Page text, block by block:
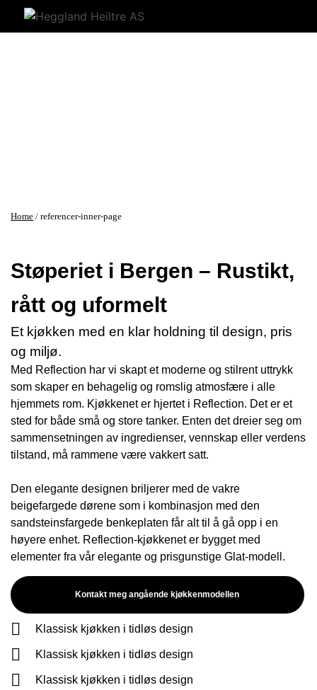
Home / referencer-inner-page
Støperiet i Bergen – Rustikt,
rått og uformelt
Et kjøkken med en klar holdning til design, pris
og miljø.
Med Reflection har vi skapt et moderne og stilrent uttrykk
som skaper en behagelig og romslig atmosfære i alle
hjemmets rom. Kjøkkenet er hjertet i Reflection. Det er et
sted for både små og store tanker. Enten det dreier seg om
sammensetningen av ingredienser, vennskap eller verdens
tilstand, må rammene være vakkert satt.
Den elegante designen briljerer med de vakre
beigefargede dørene som i kombinasjon med den
sandsteinsfargede benkeplaten får alt til å gå opp i en
høyere enhet. Reflection-kjøkkenet er bygget med
elementer fra vår elegante og prisgunstige Glat-modell.
Kontakt meg angående kjøkkenmodellen
Klassisk kjøkken i tidløs design
Klassisk kjøkken i tidløs design
Klassisk kjøkken i tidløs design